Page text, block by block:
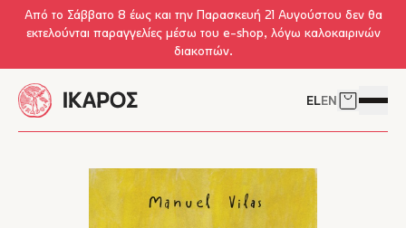
Skip to main content
Από το Σάββατο 8 έως και την Παρασκευή 21 Αυγούστου δεν θα
εκτελούνται παραγγελίες μέσω του e-shop, λόγω καλοκαιρινών
διακοπών.
ELEN Δείτε το